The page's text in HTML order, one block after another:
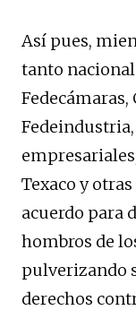
Así pues,
tanto
Texaco y
acuerdo para
hombros de
pulverizando
derechos